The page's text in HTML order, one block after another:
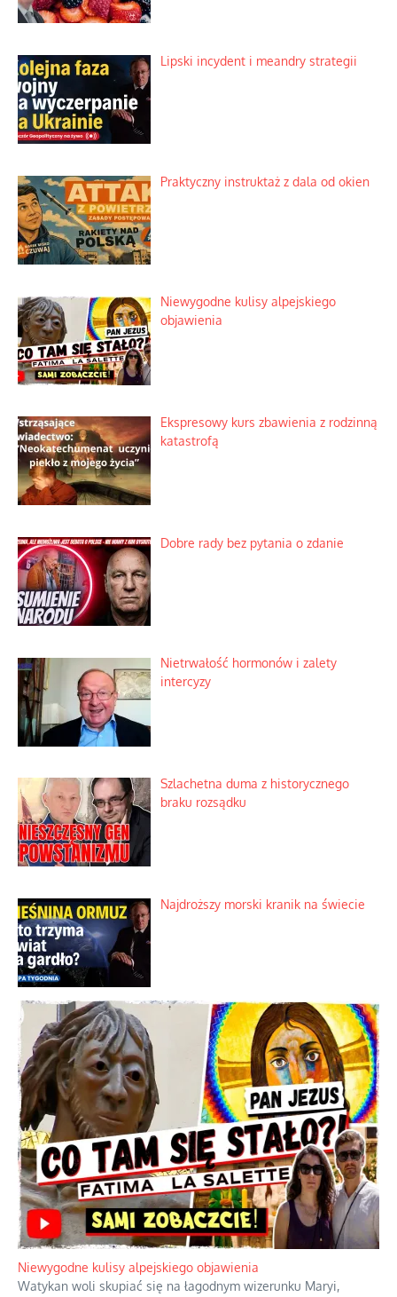
Lipski incydent i meandry strategii
Praktyczny instruktaż z dala od okien
Niewygodne kulisy alpejskiego
objawienia
Ekspresowy kurs zbawienia z rodzinną
katastrofą
Dobre rady bez pytania o zdanie
Nietrwałość hormonów i zalety
intercyzy
Szlachetna duma z historycznego
braku rozsądku
Najdroższy morski kranik na świecie
Niewygodne kulisy alpejskiego objawienia
Watykan woli skupiać się na łagodnym wizerunku Maryi,